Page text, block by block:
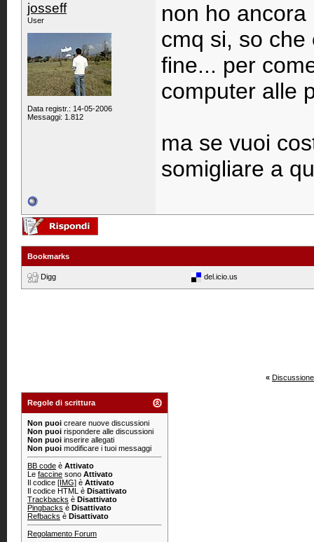
josseff
User
Data registr.: 14-05-2006
Messaggi: 1.812
non ho
cmq si, so
fine... per
computer alle
ma se vuoi
somigliare a
Bookmarks
Digg del.icio.us
«
Regole di scrittura
Non puoi creare nuove discussioni
Non puoi rispondere alle discussioni
Non puoi inserire allegati
Non puoi modificare i tuoi messaggi
BB code è Attivato
Le faccine sono Attivato
Il codice [IMG] è Attivato
Il codice HTML è Disattivato
Trackbacks è Disattivato
Pingbacks è Disattivato
Refbacks è Disattivato
Regolamento Forum